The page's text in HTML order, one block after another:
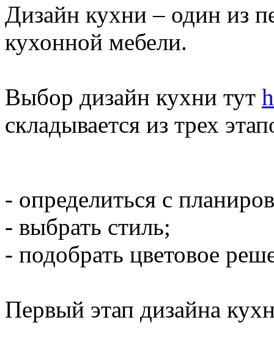
Дизайн кухни – один из
кухонной мебели.
Выбор дизайн кухни тут
складывается из трех
- определиться с
- выбрать стиль;
- подобрать цветовое
Первый этап дизайна